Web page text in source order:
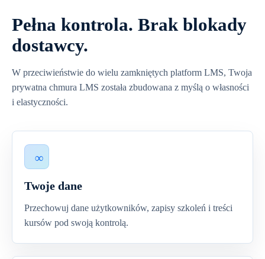
Pełna kontrola. Brak blokady
dostawcy.
W przeciwieństwie do wielu zamkniętych platform LMS, Twoja
prywatna chmura LMS została zbudowana z myślą o własności
i elastyczności.
Twoje dane
Przechowuj dane użytkowników, zapisy szkoleń i treści
kursów pod swoją kontrolą.